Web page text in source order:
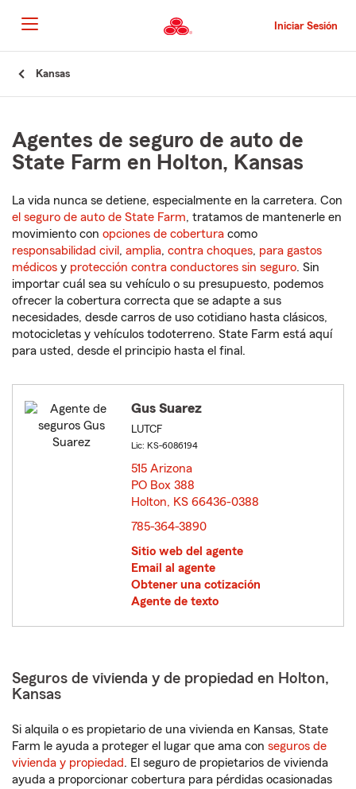
al
contenido
principal
Iniciar Sesión
Kansas
Agentes de seguro de auto de
State Farm en Holton, Kansas
La vida nunca se detiene, especialmente en la carretera. Con
el seguro de auto de State Farm, tratamos de mantenerle en
movimiento con opciones de cobertura como
responsabilidad civil , amplia, contra choques, para gastos
médicos y protección contra conductores sin seguro. Sin
importar cuál sea su vehículo o su presupuesto, podemos
ofrecer la cobertura correcta que se adapte a sus
necesidades, desde carros de uso cotidiano hasta clásicos,
motocicletas y vehículos todoterreno. State Farm está aquí
para usted, desde el principio hasta el final.
Gus Suarez
LUTCF
Lic: KS-6086194
515 Arizona
PO Box 388
Holton, KS 66436-0388
785-364-3890
Sitio web del agente
Email al agente
Obtener una cotización
Agente de texto
Seguros de vivienda y de propiedad en Holton,
Kansas
Si alquila o es propietario de una vivienda en Kansas, State
Farm le ayuda a proteger el lugar que ama con seguros de
vivienda y propiedad. El seguro de propietarios de vivienda
ayuda a proporcionar cobertura para pérdidas ocasionadas